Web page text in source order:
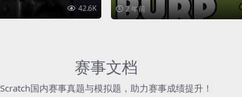
42.6K 2 年前
赛事文档
Scratch国内赛事真题与模拟题，助力赛事成绩提升！